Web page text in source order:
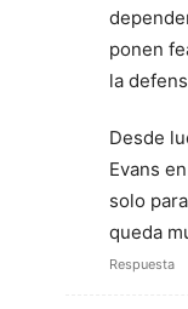
ponen
la
Desde
Evans
solo
queda
Respuesta